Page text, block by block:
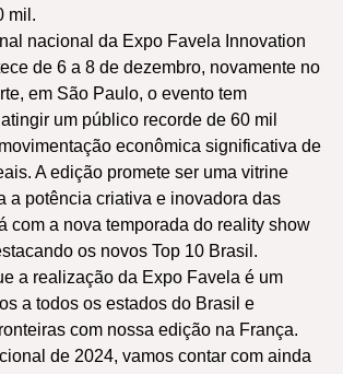
mil.
nacional da Expo Favela Innovation
de 6 a 8 de dezembro, novamente no
em São Paulo, o evento tem
um público recorde de 60 mil
econômica significativa de
A edição promete ser uma vitrine
a potência criativa e inovadora das
com a nova temporada do reality show
os novos Top 10 Brasil.
a realização da Expo Favela é um
a todos os estados do Brasil e
com nossa edição na França.
de 2024, vamos contar com ainda